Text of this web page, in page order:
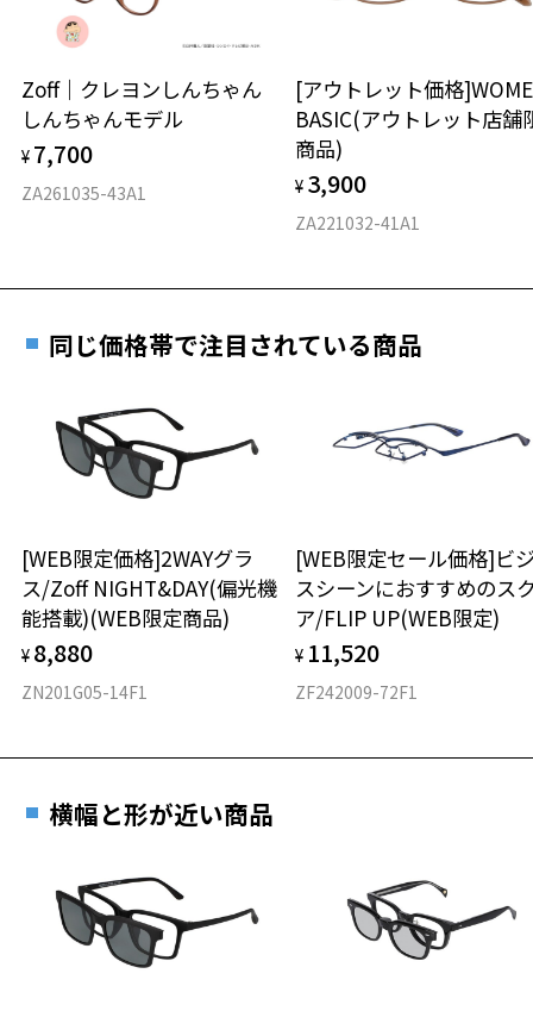
お持ちのZoffメガネサイズを確認するには？
仕上がり寸法
D 仕上がりの横幅：約150mm
32g
※着脱式サングラス：デモレンズ、アタッチメント込みの重さ
タイプ
材質
フロント素材：アセテート
延長されません。
安心2 視力測定無料
視力の変化を早めに発見するために、定期的な視
力測定をおすすめいたします。
安心3 かかり具合調整無料
す。
＜メガネの度数情報がわからない方へ＞
オンラインストアでフレームのみ購入して、
実店舗で度付きにできます
ご購入時に「レンズ交換券」をお選びいただくと、実店舗で
度数を測定のうえ、度付きレンズ（標準セットレンズ）へ無
実店舗で度数を測定いただけます
お近くのZoff実店舗にて度数を測定いただけます（無料）。
その際は記入用紙をダウンロードしてお使いください。
Zoff｜クレヨンしんちゃん
しんちゃんモデル
¥ 7,700
ZA261035-43A1
[アウトレット価格
BASIC(アウトレット店舗
商品)
¥ 3,900
ZA221032-41A1
同じ価格帯で注目されている商品
[WEB限定価格]2WAYグラ
ス/Zoff NIGHT&DAY(偏光機
能搭載)(WEB限定商品)
¥ 8,880
ZN201G05-14F1
[WEB限定セール価格]ビ
スシーンにおすすめのス
ア/FLIP UP(WEB限定)
¥ 11,520
ZF242009-72F1
横幅と形が近い商品